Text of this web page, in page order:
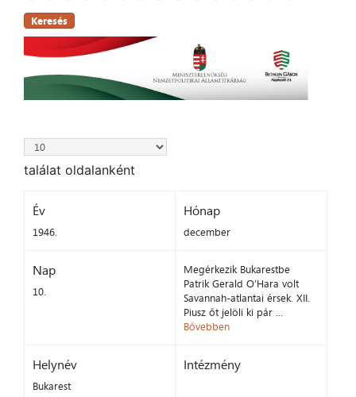
Keresés
találat oldalanként
Év
1946.
Hónap
december
Nap
10.
Megérkezik Bukarestbe
Patrik Gerald O’Hara volt
Savannah-atlantai érsek. XII.
Piusz őt jelöli ki pár ...
Bővebben
Helynév
Bukarest
Intézmény